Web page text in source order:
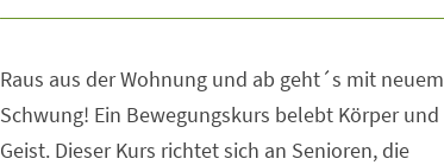
Raus aus der Wohnung und ab geht´s mit neuem
Schwung! Ein Bewegungskurs belebt Körper und
Geist. Dieser Kurs richtet sich an Senioren, die